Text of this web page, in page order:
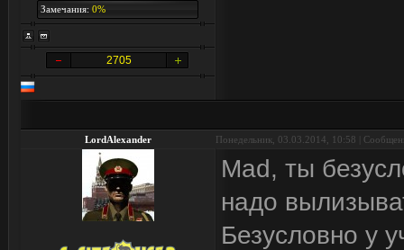
Замечания: 0%
2705
LordAlexander Понедельник, 03.03.2014, 10:58 |
Mad, ты
надо
Безусловно у